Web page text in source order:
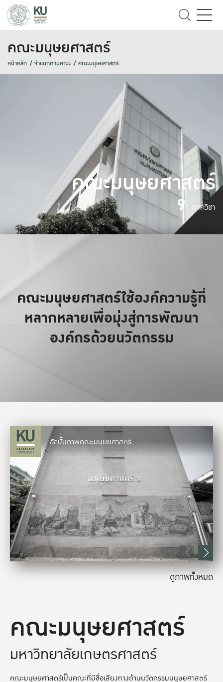
คณะมนุษยศาสตร์
หน้าหลัก จำแนกตามคณะ คณะมนุษยศาสตร์
คณะมนุษยศาสตร์
9 ภาควิชา
คณะมนุษยศาสตร์ใช้องค์ความรู้ที่
หลากหลายเพื่อมุ่งสู่การพัฒนา
องค์กรด้วยนวัตกรรม
คณะมนุษยศาสตร์
มหาวิทยาลัยเกษตรศาสตร์
คณะมนุษยศาสตร์เป็นคณะที่มีชื่อเสียงทางด้านนวัตกรรมมนุษยศาสตร์
อัลบั้มภาพคณะมนุษยศาสตร์
ดูภาพทั้งหมด